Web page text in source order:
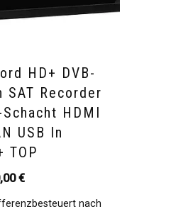
HD+ DVB-
SAT Recorder
Schacht HDMI
USB In
TOP
€
nach